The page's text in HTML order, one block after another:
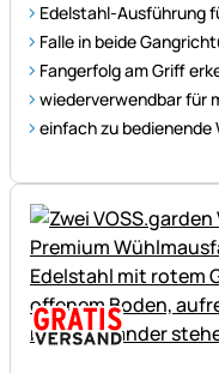
Edelstahl-Ausführung
Falle in beide
Fangerfolg am Griff
wiederverwendbar für
einfach zu bedienende